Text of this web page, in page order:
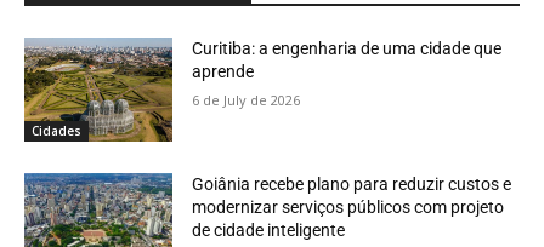
Cidades
Curitiba: a engenharia de uma cidade que
aprende
6 de July de 2026
Goiânia recebe plano para reduzir custos e
modernizar serviços públicos com projeto
de cidade inteligente